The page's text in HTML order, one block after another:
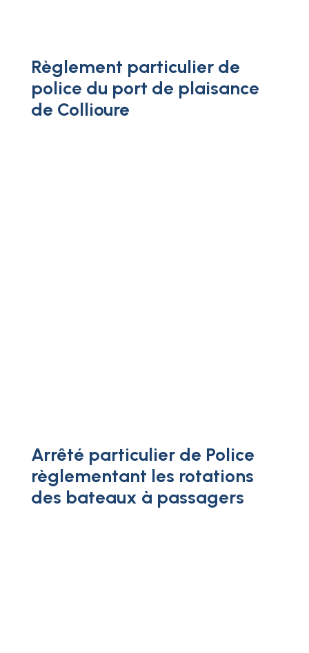
Règlement particulier de
police du port de plaisance
de Collioure
Arrêté particulier de Police
règlementant les rotations
des bateaux à passagers